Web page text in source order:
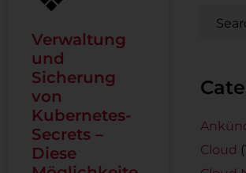
Verwaltung
und
Sicherung
von
Kubernetes-
Secrets –
Diese
Cloud